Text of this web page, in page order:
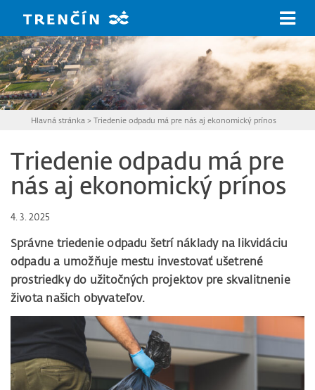
Hlavná stránka > Triedenie odpadu má pre nás aj ekonomický prínos
Triedenie odpadu má pre
nás aj ekonomický prínos
4. 3. 2025
Správne triedenie odpadu šetrí náklady na likvidáciu
odpadu a umožňuje mestu investovať ušetrené
prostriedky do užitočných projektov pre skvalitnenie
života našich obyvateľov.